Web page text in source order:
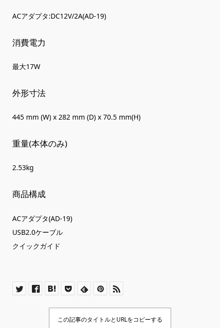
ACアダプタ:DC12V/2A(AD-19)
消費電力
最大17W
外形寸法
445 mm (W) x 282 mm (D) x 70.5 mm(H)
重量(本体のみ)
2.53kg
商品構成
ACアダプタ(AD-19)
USB2.0ケーブル
クイックガイド
この記事のタイトルとURLをコピーする